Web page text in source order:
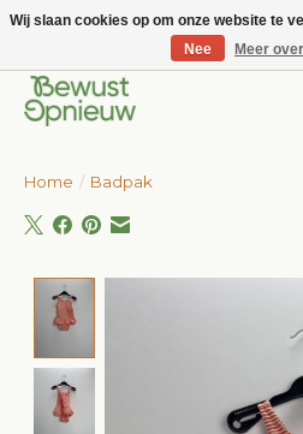
Wij bieden het grootste aanbod in
Home / Badpak
Wij slaan cookies op om onze website te
Nee
Meer